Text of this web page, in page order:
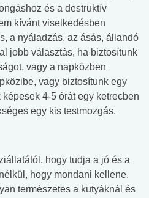
és a destruktív
kívánt viselkedésben
a nyáladzás, az ásás, állandó
jobb választás, ha biztosítunk
vagy a napközben
vagy biztosítunk egy
képesek 4-5 órát egy ketrecben
egy kis testmozgás.
hogy tudja a jó és a
hogy mondani kellene.
természetes a kutyáknál és